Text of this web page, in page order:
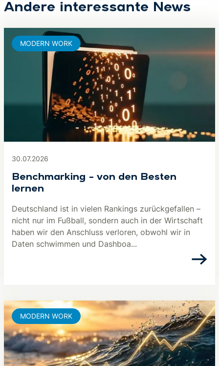
Andere interessante News
30.07.2026
Benchmarking – von den Besten
lernen
Deutschland ist in vielen Rankings zurückgefallen –
nicht nur im Fußball, sondern auch in der Wirtschaft
haben wir den Anschluss verloren, obwohl wir in
Daten schwimmen und Dashboa...
MODERN WORK
MODERN WORK